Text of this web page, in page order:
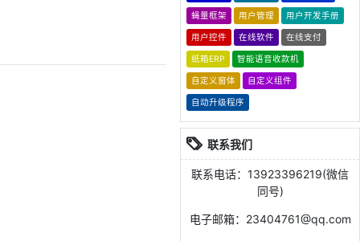
蝇量框架 用户管理 用户开发手册
用户控件 在线软件 在线支付
纸箱ERP 智能语音收款机
自定义窗体 自定义组件
自动升级程序
联系我们
联系电话：13923396219(微信
同号)
电子邮箱：23404761@qq.com